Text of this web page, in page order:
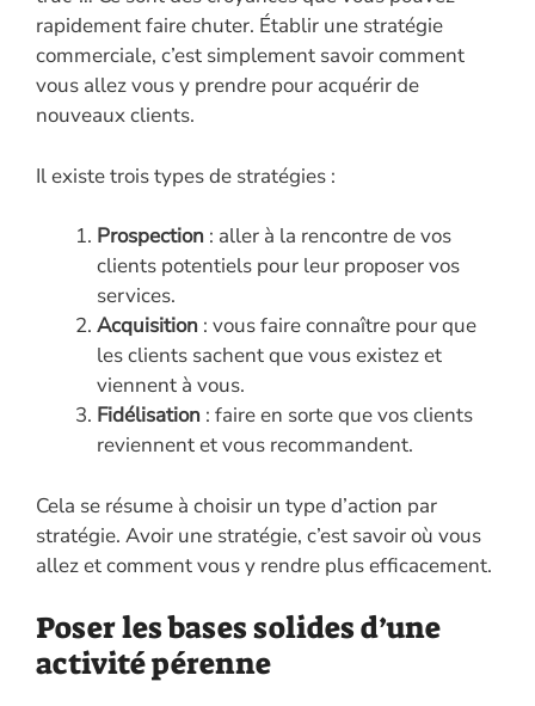
rapidement faire chuter. Établir une stratégie
commerciale, c’est simplement savoir comment
vous allez vous y prendre pour acquérir de
nouveaux clients.
Il existe trois types de stratégies :
Prospection : aller à la rencontre de vos
clients potentiels pour leur proposer vos
services.
Acquisition : vous faire connaître pour que
les clients sachent que vous existez et
viennent à vous.
Fidélisation : faire en sorte que vos clients
reviennent et vous recommandent.
Cela se résume à choisir un type d’action par
stratégie. Avoir une stratégie, c’est savoir où vous
allez et comment vous y rendre plus efficacement.
Poser les bases solides d’une
activité pérenne